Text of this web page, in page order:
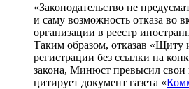
«Законодательство не
и саму возможность отказа во
организации в реестр
Таким образом, отказав «Щиту
регистрации без ссылки на
закона, Минюст превысил
цитирует документ газета «